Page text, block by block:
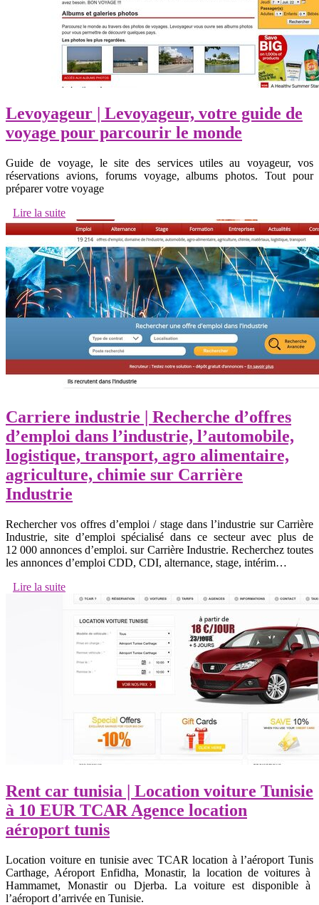
Levoyageur | Levoyageur, votre guide de
voyage pour parcourir le monde
Guide de voyage, le site des services utiles au voyageur, vos
réservations avions, forums voyage, albums photos. Tout pour
préparer votre voyage
Lire la suite
Carriere industrie | Recherche d’offres
d’emploi dans l’industrie, l’automobile,
logistique, transport, agro alimentaire,
agriculture, chimie sur Carrière
Industrie
Rechercher vos offres d’emploi / stage dans l’industrie sur Carrière
Industrie, site d’emploi spécialisé dans ce secteur avec plus de
12 000 annonces d’emploi. sur Carrière Industrie. Recherchez toutes
les annonces d’emploi CDD, CDI, alternance, stage, intérim…
Lire la suite
Rent car tunisia | Location voiture Tunisie
à 10 EUR TCAR Agence location
aéroport tunis
Location voiture en tunisie avec TCAR location à l’aéroport Tunis
Carthage, Aéroport Enfidha, Monastir, la location de voitures à
Hammamet, Monastir ou Djerba. La voiture est disponible à
l’aéroport d’arrivée en Tunisie.